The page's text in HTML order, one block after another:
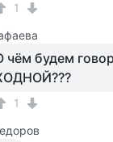
1
чём будем
1